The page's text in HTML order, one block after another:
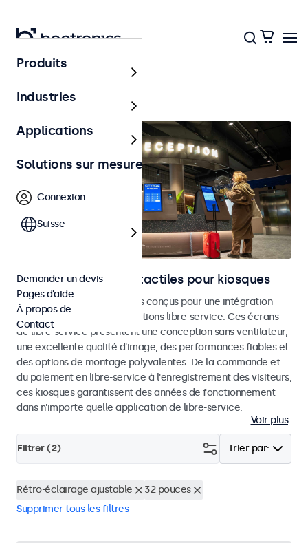
Accueil
Moniteurs et écrans tactiles pour kiosques
Moniteurs et écrans tactiles conçus pour une intégration
dans les kiosques et les solutions libre-service. Ces écrans
de libre-service présentent une conception sans ventilateur,
une excellente qualité d'image, des performances fiables et
des options de montage polyvalentes. De la commande et
du paiement en libre-service à l'enregistrement des visiteurs,
ces kiosques garantissent des années de fonctionnement
dans n'importe quelle application de libre-service.
Voir plus
Trier par:
Filtrer (2)
Rétro-éclairage ajustable
32 pouces
Supprimer tous les filtres
Produits
Industries
Applications
Solutions sur mesure
Connexion
Suisse
Demander un devis
Pages d’aide
À propos de
Contact